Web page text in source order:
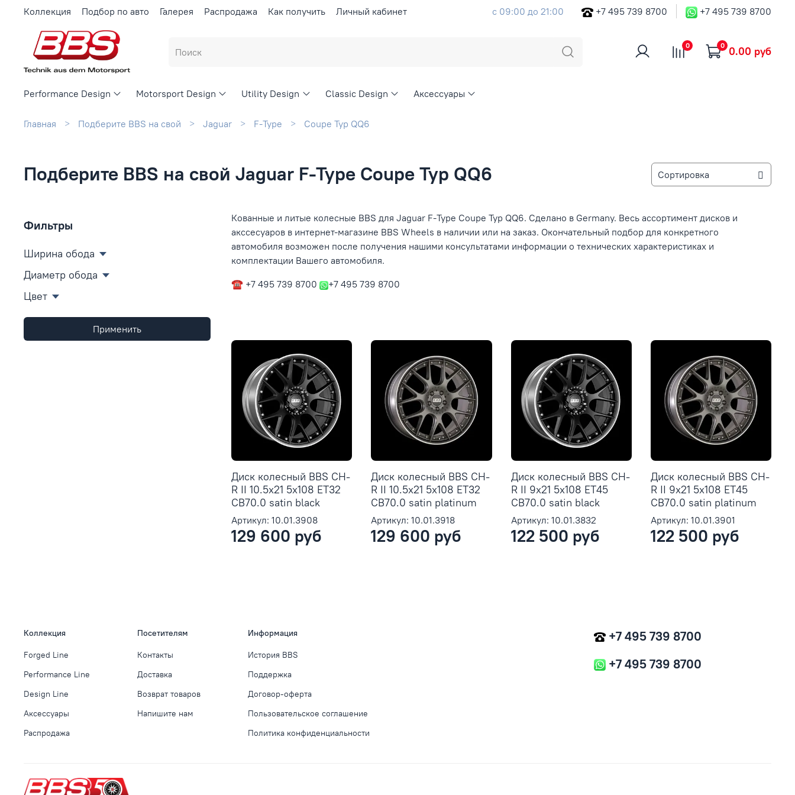
Коллекция Подбор по авто Галерея Распродажа Как получить Личный кабинет с 09:00 до 21:00 +7 495 739 8700 +7 495 739 8700
0 0 0.00 руб
Performance Design Motorsport Design Utility Design Classic Design Аксессуары
Главная Подберите BBS на свой Jaguar F-Type Coupe Typ QQ6
Подберите BBS на свой Jaguar F-Type Coupe Typ QQ6
Кованные и литые колесные BBS для Jaguar F-Type Coupe Typ QQ6. Сделано в Germany. Весь ассортимент дисков и
акссесуаров в интернет-магазине BBS Wheels в наличии или на заказ. Окончательный подбор для конкретного
автомобиля возможен после получения нашими консультатами информации о технических характеристиках и
комплектации Вашего автомобиля.
☎ +7 495 739 8700
+7 495 739 8700
Диск колесный BBS CH-
R II 10.5x21 5x108 ET32
CB70.0 satin black
Артикул: 10.01.3908
129 600 руб
Диск колесный BBS CH-
R II 10.5x21 5x108 ET32
CB70.0 satin platinum
Артикул: 10.01.3918
129 600 руб
Диск колесный BBS CH-
R II 9x21 5x108 ET45
CB70.0 satin black
Артикул: 10.01.3832
122 500 руб
Диск колесный BBS CH-
R II 9x21 5x108 ET45
CB70.0 satin platinum
Артикул: 10.01.3901
122 500 руб
Фильтры
Ширина обода
Диаметр обода
Цвет
Применить
Коллекция
Forged Line
Performance Line
Design Line
Аксессуары
Распродажа
Посетителям
Контакты
Доставка
Возврат товаров
Напишите нам
Информация
История BBS
Поддержка
Договор-оферта
Пользовательское соглашение
Политика конфиденциальности
+7 495 739 8700
+7 495 739 8700